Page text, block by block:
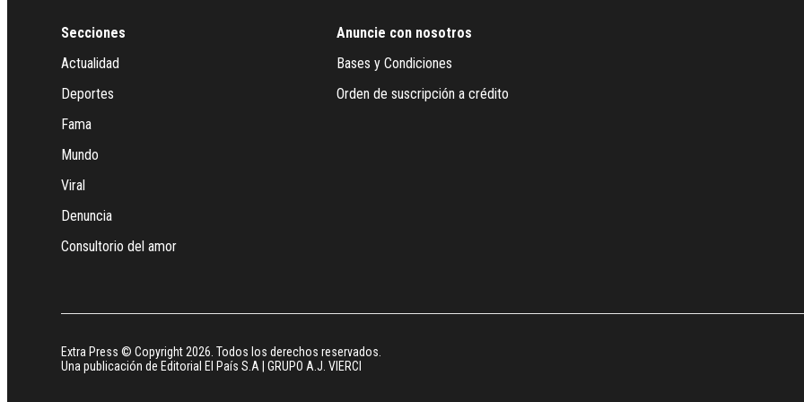
Secciones
Actualidad
Deportes
Fama
Mundo
Viral
Denuncia
Consultorio del amor
Anuncie con nosotros
Bases y Condiciones
Orden de suscripción a crédito
Extra Press © Copyright 2026. Todos los derechos reservados.
Una publicación de Editorial El País S.A | GRUPO A.J. VIERCI